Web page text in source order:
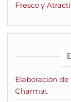
Fresco y
Elaboración
Charmat